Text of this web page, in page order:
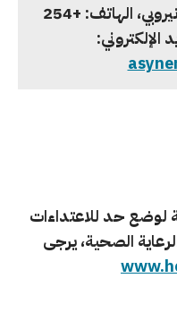
الهاتف: +254
الإلكتروني:
لوضع حد للاعتداءات
الصحية، يرجى